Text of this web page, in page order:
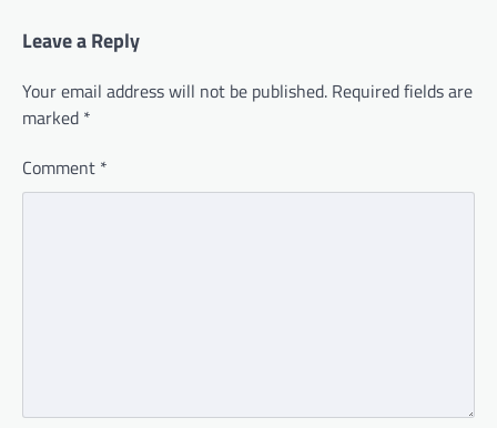
Leave a Reply
Your email address will not be published. Required fields are
marked *
Comment *